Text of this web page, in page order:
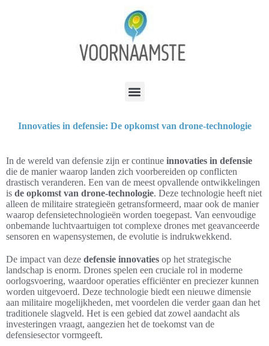
Innovaties in defensie: De opkomst van drone-technologie
In de wereld van defensie zijn er continue innovaties in defensie
die de manier waarop landen zich voorbereiden op conflicten
drastisch veranderen. Een van de meest opvallende ontwikkelingen
is de opkomst van drone-technologie. Deze technologie heeft niet
alleen de militaire strategieën getransformeerd, maar ook de manier
waarop defensietechnologieën worden toegepast. Van eenvoudige
onbemande luchtvaartuigen tot complexe drones met geavanceerde
sensoren en wapensystemen, de evolutie is indrukwekkend.
De impact van deze defensie innovaties op het strategische
landschap is enorm. Drones spelen een cruciale rol in moderne
oorlogsvoering, waardoor operaties efficiënter en preciezer kunnen
worden uitgevoerd. Deze technologie biedt een nieuwe dimensie
aan militaire mogelijkheden, met voordelen die verder gaan dan het
traditionele slagveld. Het is een gebied dat zowel aandacht als
investeringen vraagt, aangezien het de toekomst van de
defensiesector vormgeeft.